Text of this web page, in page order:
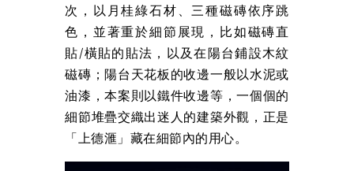
次，以月桂綠石材、三種磁磚依序跳
色，並著重於細節展現，比如磁磚直
貼/橫貼的貼法，以及在陽台鋪設木紋
磁磚；陽台天花板的收邊一般以水泥或
油漆，本案則以鐵件收邊等，一個個的
細節堆疊交織出迷人的建築外觀，正是
「上德滙」藏在細節內的用心。